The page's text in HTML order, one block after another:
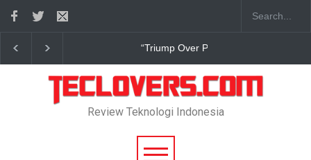
True Digital Plus janji dukung pengembang game
Review Teknologi Indonesia